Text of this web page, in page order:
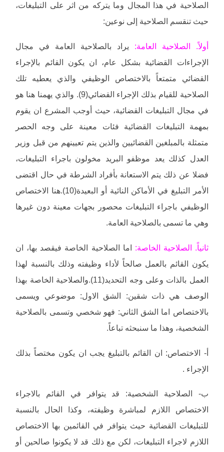
الصلاحية في هذا المجال وما يتركه من اثر على التبليغات،
حيث تنقسم الصلاحية إلى نوعين:
أولاً. الصلاحية العامة: يراد بالصلاحية العامة في مجال
الإجراءات القضائية بشكل عام، ان يكون القائم بالإجراء
القضائي متمتعاً بالاختصاص الوظيفي والذي يعطيه تلك
الصلاحية للقيام بذلك الإجراء القضائي(9). والذي يهمنا هنا هو
في مجال التبليغات القضائية، حيث أوجب المشرع ان يقوم
بمهمة التبليغات القضائية فئات معينة على وجه الحصر
متمثلة بالمبلغين القضائيين والذين يتم تعيينهم من قبل وزير
العدل كذلك يعد موظفو البريد مخولون باجراء التبليغات،
فضلا عن ذلك يتم الاستعانة بأفراد الشرطة في حال اقتضى
الأمر التبليغ في الأماكن النائية أو البعيدة(10).هنا الاختصاص
الوظيفي باجراء التبليغات محصور بجهات معينة دون غيرها
وهي ما تسمى بالصلاحية العامة.
ثانياً. الصلاحية الخاصة: اما الصلاحية الخاصة فيقصد بها، ان
يكون القائم بالعمل صالحاً لأداء وظيفته وذلك بالنسبة لهذا
العمل بالذات وعلى وجه التحديد(11).والصلاحية الخاصة بهذا
الوصف هي ذات شقين: الشق الاول: موضوعي ويسمى
بالاختصاص اما الشق الثاني: فهو شخصي وتسمى بالصلاحية
الشخصية، وهذا ما سنبحثه تباعاً.
أ- الاختصاص: ان القائم بالتبليغ يجب ان يكون مختصاً بذلك
الإجراء .
ب- الصلاحية الشخصية: قد يتوافر في القائم بالاجراء
الاختصاص اللازم لمباشرة وظيفته، وكذا الحال بالنسبة
للتبليغات القضائية حيث يتوافر في القائمين بها الاختصاص
اللازم لاجراء التبليغات، لكن مع ذلك قد لا يكونوا صالحين أو